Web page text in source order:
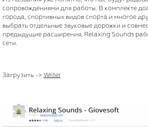
сопровождениями для работы. В комплекте
города, спортивных видов спорта и многое
выбрать отдельные звуковые дорожки и
предыдущие расширения, Relaxing Sounds
сети.
Загрузить -> Writer